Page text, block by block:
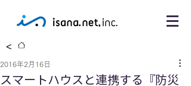
<
スマートハウスと連携する『防災
2016年2月16日